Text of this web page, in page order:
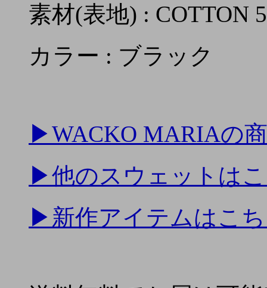
素材(表地) : COTTON
カラー : ブラック
▶WACKO MARIAの
▶他のスウェットは
▶ 新作アイテムはこ